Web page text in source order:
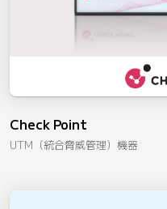
Check Point
UTM（統合脅威管理）機器